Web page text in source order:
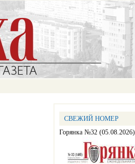
СВЕЖИЙ НОМЕР
Горянка №32 (05.08.2026)